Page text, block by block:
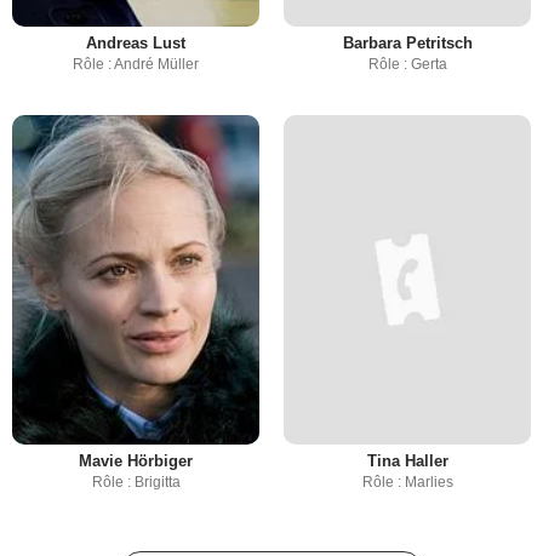
Andreas Lust
Rôle : André Müller
Barbara Petritsch
Rôle : Gerta
Mavie Hörbiger
Rôle : Brigitta
Tina Haller
Rôle : Marlies